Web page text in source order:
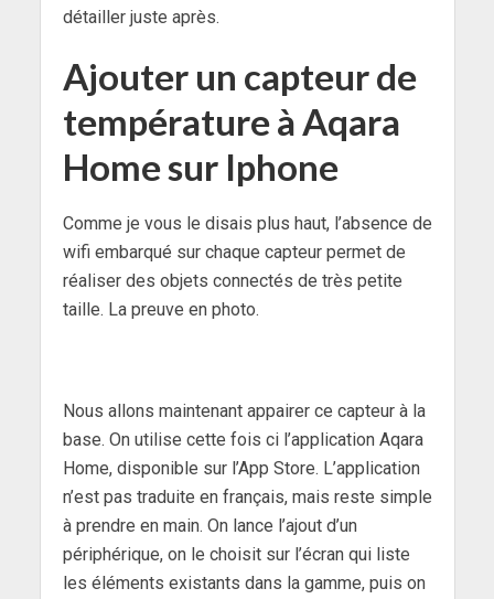
détailler juste après.
Ajouter un capteur de
température à Aqara
Home sur Iphone
Comme je vous le disais plus haut, l’absence de
wifi embarqué sur chaque capteur permet de
réaliser des objets connectés de très petite
taille. La preuve en photo.
Nous allons maintenant appairer ce capteur à la
base. On utilise cette fois ci l’application Aqara
Home, disponible sur l’App Store. L’application
n’est pas traduite en français, mais reste simple
à prendre en main. On lance l’ajout d’un
périphérique, on le choisit sur l’écran qui liste
les éléments existants dans la gamme, puis on